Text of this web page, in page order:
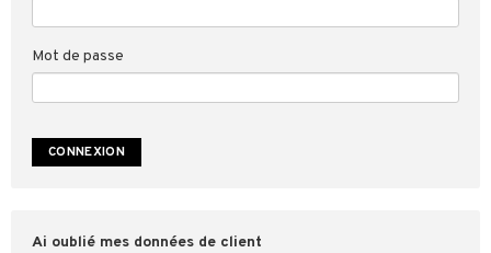
Mot de passe
Ai oublié mes données de client
Shopping4net
de vente sur